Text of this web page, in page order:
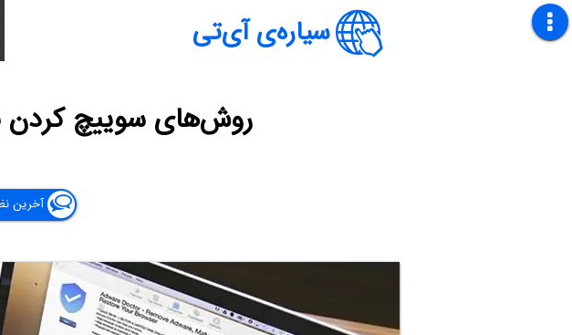
سیاره‌ی آی‌تی
روش‌های سوییچ کردن
آخرین